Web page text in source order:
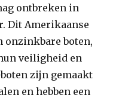
ontbreken in
Dit Amerikaanse
onzinkbare boten,
veiligheid en
zijn gemaakt
en hebben een